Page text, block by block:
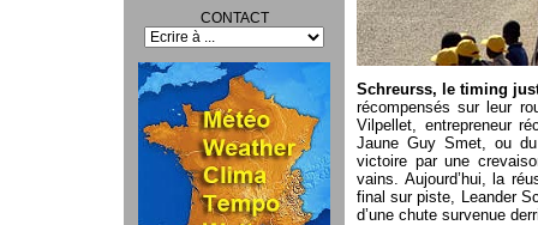
CONTACT
Schreurss, le timing
récompensés sur leur
Vilpellet, entrepreneur
Jaune Guy Smet, ou
victoire par une
vains. Aujourd’hui, la
final sur piste, Leander
d’une chute survenue